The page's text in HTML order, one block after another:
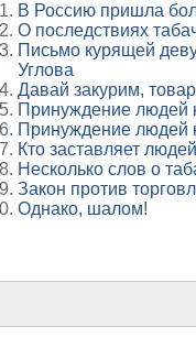
В Россию пришла
О последствиях
Письмо курящей
Углова
Давай закурим,
Принуждение людей
Принуждение людей
Кто заставляет
Несколько слов о
Закон против
Однако, шалом!